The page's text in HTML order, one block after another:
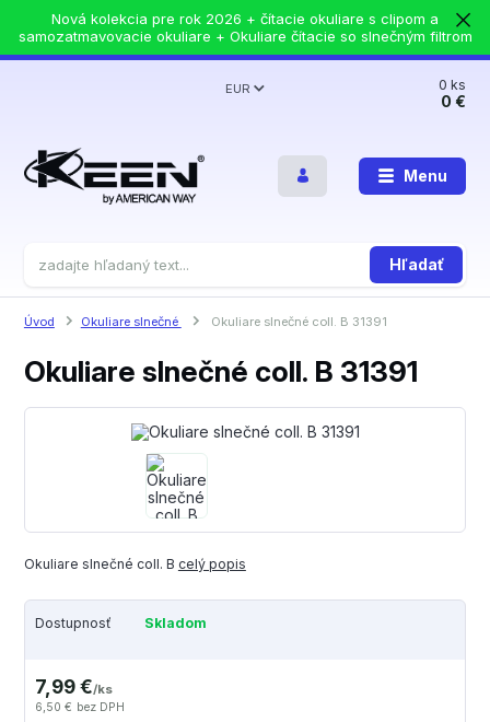
Nová kolekcia pre rok 2026 + čítacie okuliare s clipom a
samozatmavovacie okuliare + Okuliare čítacie so slnečným filtrom
Menu
EUR
Hľadať
0ks
0 €
Úvod Okuliare slnečné Okuliare slnečné coll. B 31391
Okuliare slnečné coll. B 31391
Okuliare slnečné coll. B celý popis
Dostupnosť Skladom
7,99 €/ks
6,50 € bez DPH